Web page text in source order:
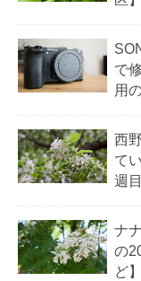
で
用
西
て
週
ナ
の
ど】